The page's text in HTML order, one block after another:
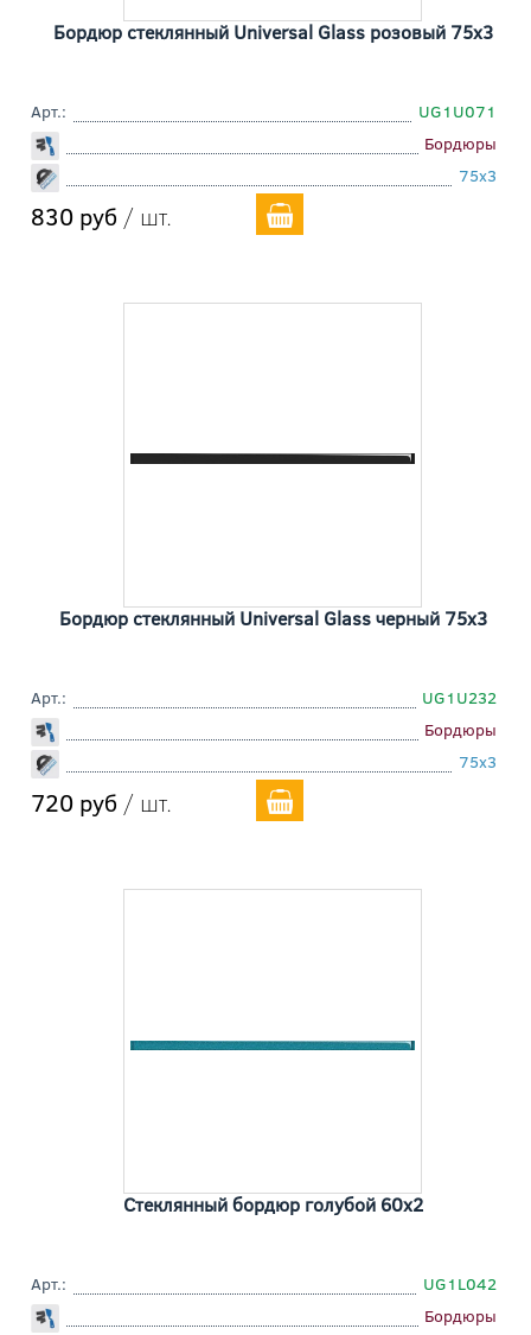
Бордюр стеклянный Universal Glass розовый 75x3
Арт.:
UG1U071
Бордюры
75x3
830 руб / шт.
Бордюр стеклянный Universal Glass черный 75x3
Арт.:
UG1U232
Бордюры
75x3
720 руб / шт.
Стеклянный бордюр голубой 60x2
Арт.:
UG1L042
Бордюры